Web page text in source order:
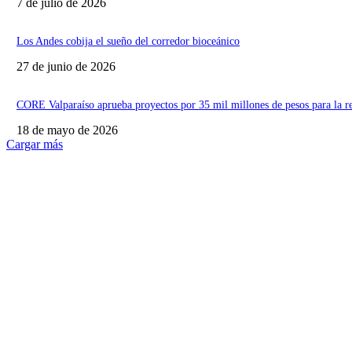
7 de julio de 2026
Los Andes cobija el sueño del corredor bioceánico
27 de junio de 2026
CORE Valparaíso aprueba proyectos por 35 mil millones de pesos para la
18 de mayo de 2026
Cargar más